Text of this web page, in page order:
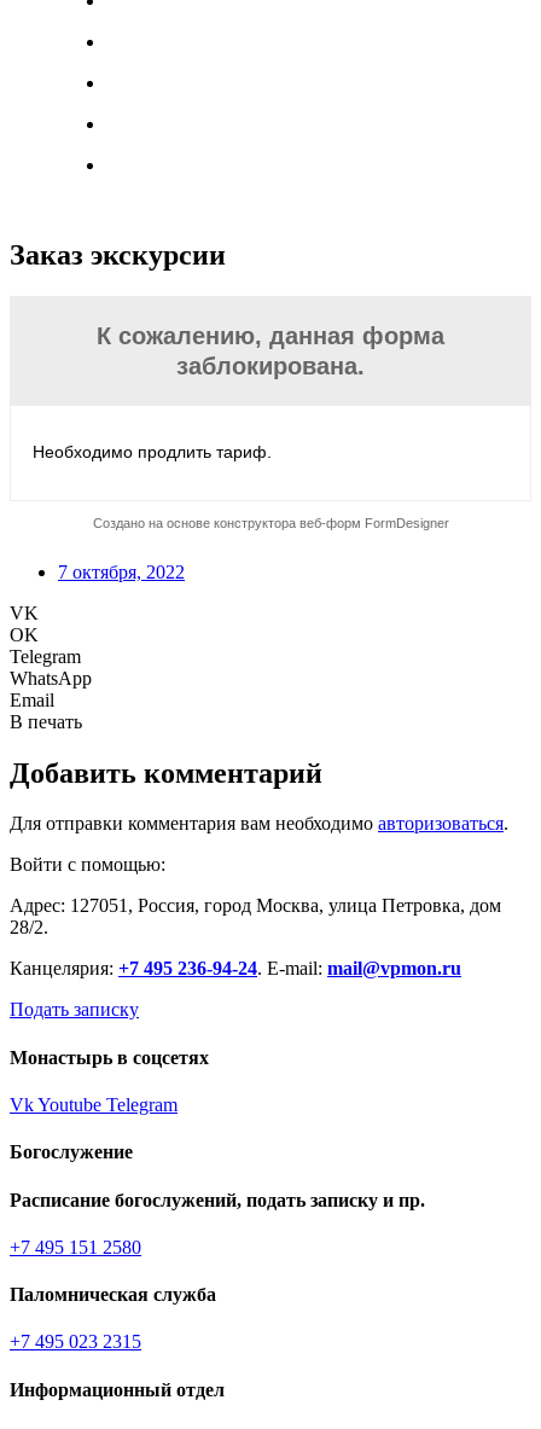
Заказ экскурсии
7 октября, 2022
VK
OK
Telegram
WhatsApp
Email
В печать
Добавить комментарий
Для отправки комментария вам необходимо авторизоваться.
Войти с помощью:
Адрес: 127051, Россия, город Москва, улица Петровка, дом
28/2.
Канцелярия: +7 495 236-94-24. E-mail: mail@vpmon.ru
Подать записку
Монастырь в соцсетях
VkYoutube Telegram
Богослужение
Расписание богослужений, подать записку и пр.
+7 495 151 2580
Паломническая служба
+7 495 023 2315
Информационный отдел